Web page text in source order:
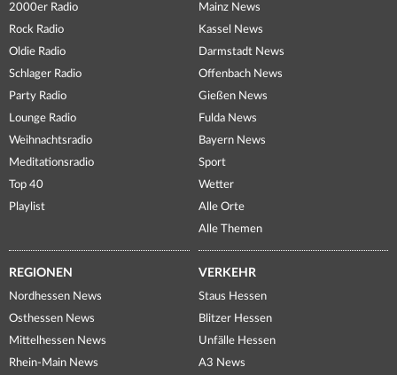
2000er Radio
Rock Radio
Oldie Radio
Schlager Radio
Party Radio
Lounge Radio
Weihnachtsradio
Meditationsradio
Top 40
Playlist
Mainz News
Kassel News
Darmstadt News
Offenbach News
Gießen News
Fulda News
Bayern News
Sport
Wetter
Alle Orte
Alle Themen
REGIONEN
Nordhessen News
Osthessen News
Mittelhessen News
Rhein-Main News
VERKEHR
Staus Hessen
Blitzer Hessen
Unfälle Hessen
A3 News